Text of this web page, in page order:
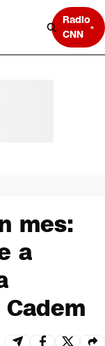
Radio
CNN
mes:
a